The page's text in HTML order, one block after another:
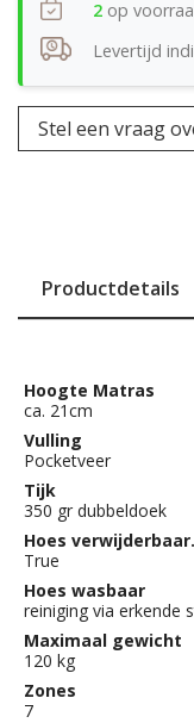
2 op
Levertijd
Stel een vraag
Productdetails
Hoogte Matras
ca. 21cm
Vulling
Pocketveer
Tijk
350 gr dubbeldoek
Hoes verwijderbaar.
True
Hoes wasbaar
reiniging via erkende
Maximaal gewicht
120 kg
Zones
7